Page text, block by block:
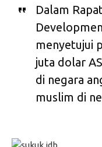
Dalam
menyetujui
juta dolar
di negara
muslim di